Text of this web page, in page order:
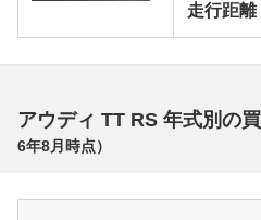
走行距
アウディ TT RS 年式別の
6年8月 時点）